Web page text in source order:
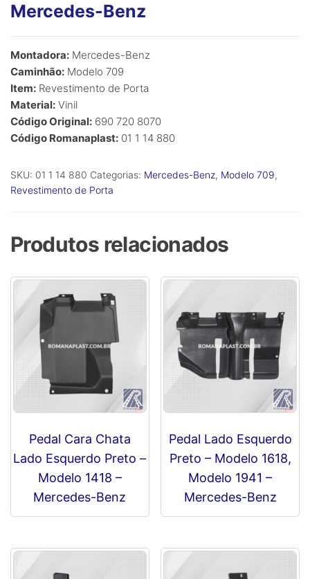
Mercedes-Benz
Montadora: Mercedes-Benz
Caminhão: Modelo 709
Item: Revestimento de Porta
Material: Vinil
Código Original: 690 720 8070
Código Romanaplast: 01 1 14 880
SKU: 01 1 14 880 Categorias: Mercedes-Benz, Modelo 709,
Revestimento de Porta
Produtos relacionados
Pedal Cara Chata
Lado Esquerdo Preto –
Modelo 1418 –
Mercedes-Benz
Pedal Lado Esquerdo
Preto – Modelo 1618,
Modelo 1941 –
Mercedes-Benz